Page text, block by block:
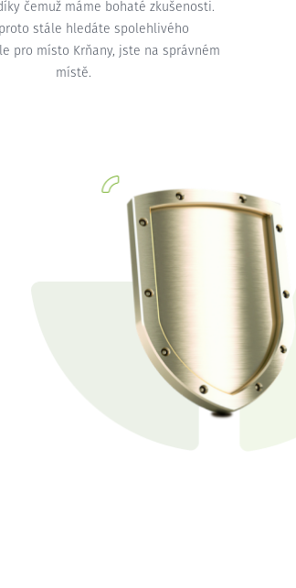
čemuž máme bohaté zkušenosti.
stále hledáte spolehlivého
pro místo Krňany, jste na správném
místě.